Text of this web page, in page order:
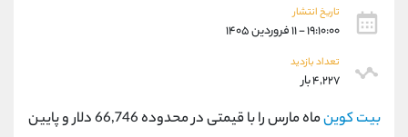
تاریخ انتشار
۱۹:۱۰:۰۰ - ۱۱ فروردین ۱۴۰۵
تعداد بازدید
۴,۲۲۷ بار
بیت کوین
ماه مارس را با قیمتی در محدوده 66,746 دلار و پایین
تلگرام
داخلی
اطلاعات تماس
021-22021030